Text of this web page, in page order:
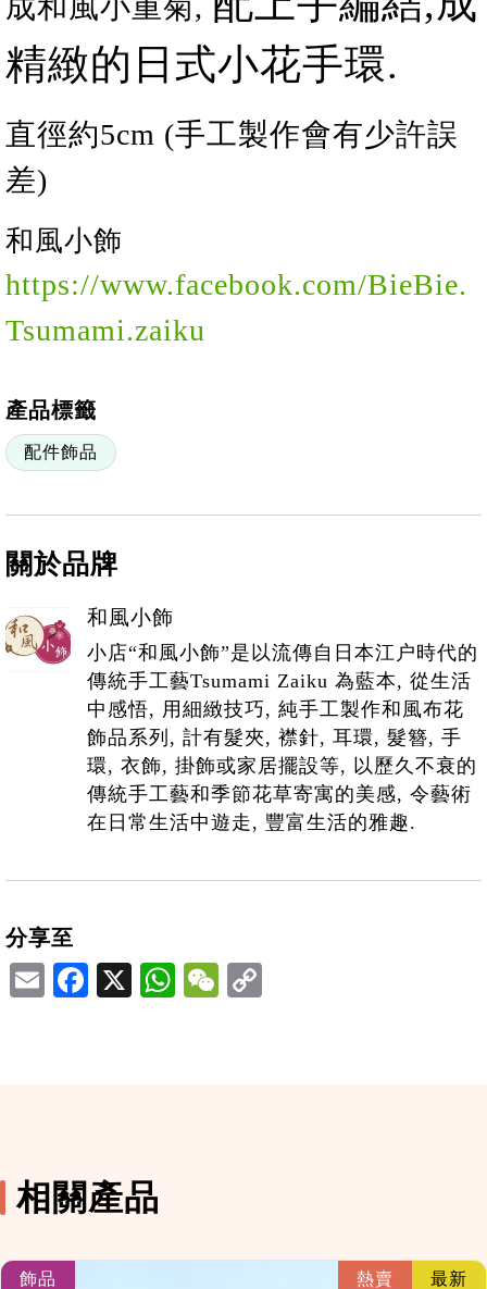
成和風小重菊,
精緻的日式小花手環.
直徑約5cm (手工製作會有少許誤
差)
和風小飾
https://www.facebook.com/BieBie.
Tsumami.zaiku
產品標籤
配件飾品
關於品牌
和風小飾
小店“和風小飾”是以流傳自日本江户時代的
傳統手工藝Tsumami Zaiku 為藍本, 從生活
中感悟, 用細緻技巧, 純手工製作和風布花
飾品系列, 計有髮夾, 襟針, 耳環, 髮簪, 手
環, 衣飾, 掛飾或家居擺設等, 以歷久不衰的
傳統手工藝和季節花草寄寓的美感, 令藝術
在日常生活中遊走, 豐富生活的雅趣.
分享至
EmailFacebook
X WhatsApp
WeChat
相關產品
飾品 熱賣 最新
link